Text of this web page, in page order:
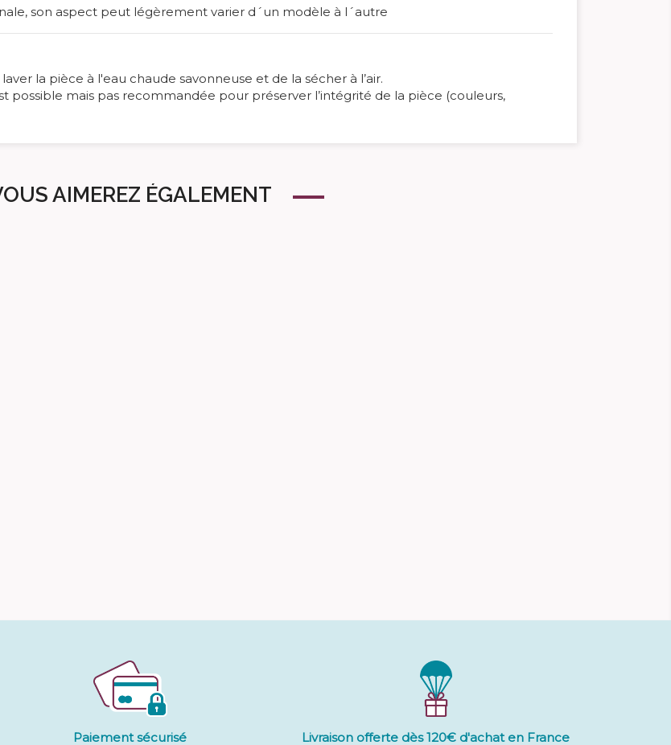
son aspect peut légèrement varier d´un modèle à l´autre
la pièce à l'eau chaude savonneuse et de la sécher à l’air.
possible mais pas recommandée pour préserver l’intégrité de la pièce (couleurs,
AIMEREZ ÉGALEMENT
Paiement sécurisé Livraison offerte dès 120€ d'achat en France